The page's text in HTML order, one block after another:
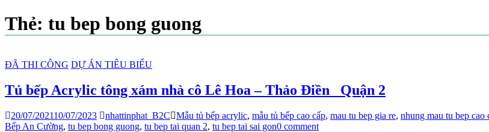
Thẻ: tu bep bong guong
ĐÃ THI CÔNG DỰ ÁN TIÊU BIỂU
Tủ bếp Acrylic tông xám nhà cô Lê Hoa – Thảo Điền _Quận 2
20/07/202110/07/2023 nhattinphat_B2C Mẫu tủ bếp acrylic, mẫu tủ bếp cao cấp, mau tu bep gia re, nhung mau tu bep cao
Bếp An Cường, tu bep bong guong, tu bep tai quan 2, tu bep tai sai gon0 comment